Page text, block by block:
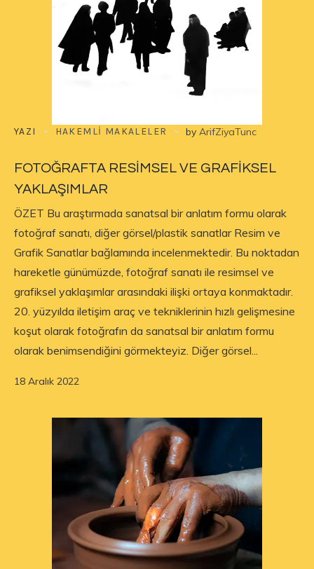
YAZI HAKEMLI MAKALELER byArifZiyaTunc
FOTOĞRAFTA RESİMSEL VE GRAFİKSEL
YAKLAŞIMLAR
ÖZET Bu araştırmada sanatsal bir anlatım formu olarak
fotoğraf sanatı, diğer görsel/plastik sanatlar Resim ve
Grafik Sanatlar bağlamında incelenmektedir. Bu noktadan
hareketle günümüzde, fotoğraf sanatı ile resimsel ve
grafiksel yaklaşımlar arasındaki ilişki ortaya konmaktadır.
20. yüzyılda iletişim araç ve tekniklerinin hızlı gelişmesine
koşut olarak fotoğrafın da sanatsal bir anlatım formu
olarak benimsendiğini görmekteyiz. Diğer görsel...
18 Aralık 2022